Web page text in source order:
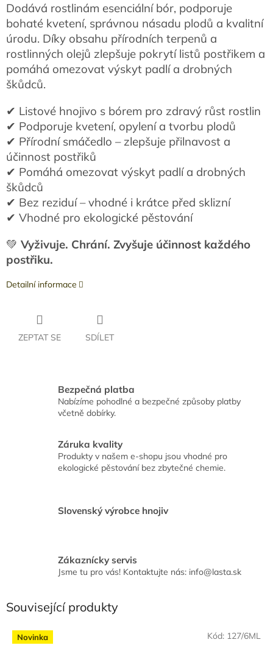
Dodává rostlinám esenciální bór, podporuje
bohaté kvetení, správnou násadu plodů a kvalitní
úrodu. Díky obsahu přírodních terpenů a
rostlinných olejů zlepšuje pokrytí listů postřikem a
pomáhá omezovat výskyt padlí a drobných
škůdců.
✔ Listové hnojivo s bórem pro zdravý růst rostlin
✔ Podporuje kvetení, opylení a tvorbu plodů
✔ Přírodní smáčedlo – zlepšuje přilnavost a
účinnost postřiků
✔ Pomáhá omezovat výskyt padlí a drobných
škůdců
✔ Bez reziduí – vhodné i krátce před sklizní
✔ Vhodné pro ekologické pěstování
💚 Vyživuje. Chrání. Zvyšuje účinnost každého
postřiku.
Detailní informace
ZEPTAT SE SDÍLET
Bezpečná platba
Nabízíme pohodlné a bezpečné způsoby platby
včetně dobírky.
Záruka kvality
Produkty v našem e-shopu jsou vhodné pro
ekologické pěstování bez zbytečné chemie.
Slovenský výrobce hnojiv
Zákaznícky servis
Jsme tu pro vás! Kontaktujte nás: info@lasta.sk
Související produkty
Novinka Kód: 127/6ML